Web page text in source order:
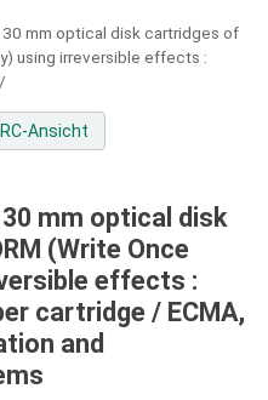
mm optical disk cartridges of
using irreversible effects :
Ansicht
mm optical disk
(Write Once
effects :
cartridge / ECMA,
and